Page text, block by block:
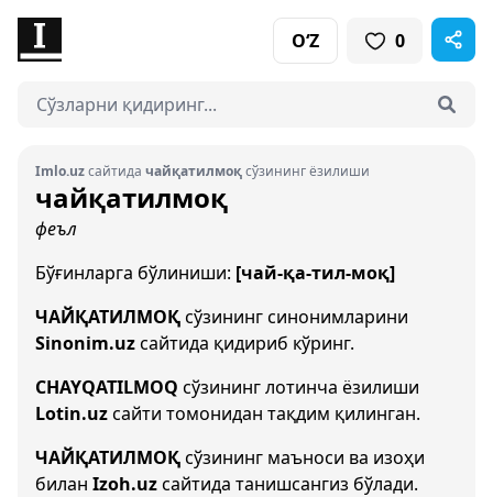
O‘Z 0
Imlo.uzсайтида чайқатилмоқсўзининг ёзилиши
чайқатилмоқ
феъл
Бўғинларга бўлиниши: [чай-қа-тил-моқ]
ЧАЙҚАТИЛМОҚсўзининг синонимларини
Sinonim.uzсайтида қидириб кўринг.
CHAYQATILMOQ сўзининг лотинча ёзилиши
Lotin.uzсайти томонидан тақдим қилинган.
ЧАЙҚАТИЛМОҚсўзининг маъноси ва изоҳи
билан Izoh.uzсайтида танишсангиз бўлади.